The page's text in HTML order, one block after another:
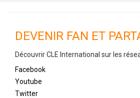
DEVENIR FAN ET
Découvrir CLE International sur les
Facebook
Youtube
Twitter